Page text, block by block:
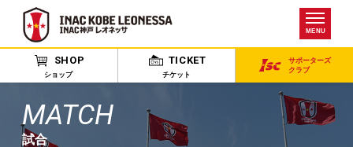
MENU
SHOP
ショップ
TICKET
チケット
サポーターズ
クラブ
MATCH
試合